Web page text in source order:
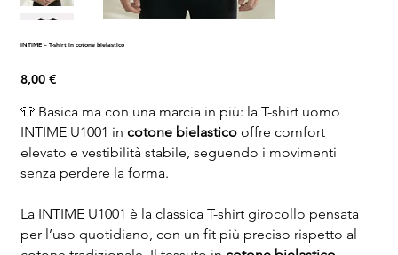
INTIME – T-shirt in cotone bielastico
Prezzo
8,00 €
👕 Basica ma con una marcia in più: la T-shirt uomo
INTIME U1001 in cotone bielasticooffre comfort
elevato e vestibilità stabile, seguendo i movimenti
senza perdere la forma.
La INTIME U1001 è la classica T-shirt girocollo pensata
per l’uso quotidiano, con un fit più preciso rispetto al